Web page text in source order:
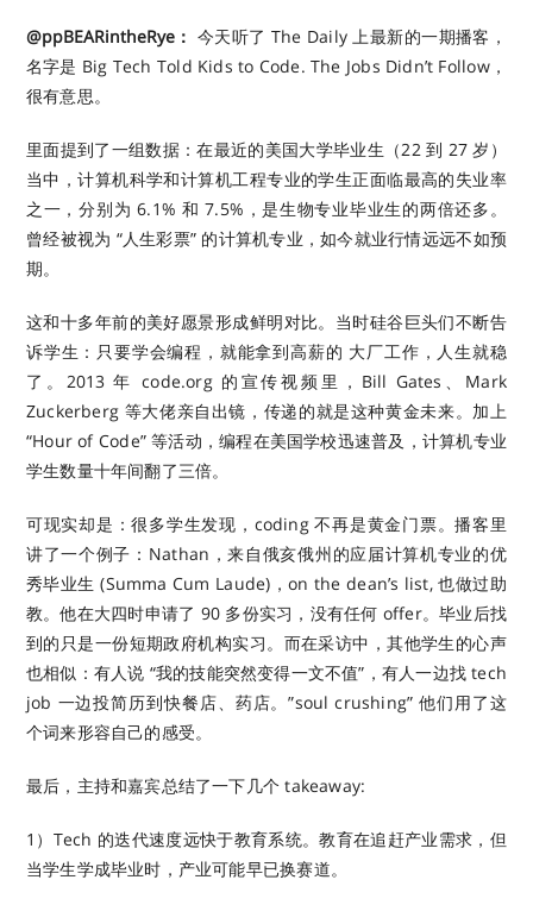
@ppBEARintheRye： 今天听了 The Daily 上最新的一期播客，
名字是 Big Tech Told Kids to Code. The Jobs Didn’t Follow，
很有意思。
里面提到了一组数据：在最近的美国大学毕业生（22 到 27 岁）
当中，计算机科学和计算机工程专业的学生正面临最高的失业率
之一，分别为 6.1% 和 7.5%，是生物专业毕业生的两倍还多。
曾经被视为 “人生彩票” 的计算机专业，如今就业行情远远不如预
期。
这和十多年前的美好愿景形成鲜明对比。当时硅谷巨头们不断告
诉学生：只要学会编程，就能拿到高薪的 大厂工作，人生就稳
了。2013 年 code.org 的宣传视频里，Bill Gates、Mark
Zuckerberg 等大佬亲自出镜，传递的就是这种黄金未来。加上
“Hour of Code” 等活动，编程在美国学校迅速普及，计算机专业
学生数量十年间翻了三倍。
可现实却是：很多学生发现，coding 不再是黄金门票。播客里
讲了一个例子：Nathan，来自俄亥俄州的应届计算机专业的优
秀毕业生 (Summa Cum Laude)，on the dean’s list, 也做过助
教。他在大四时申请了 90 多份实习，没有任何 offer。毕业后找
到的只是一份短期政府机构实习。而在采访中，其他学生的心声
也相似：有人说 “我的技能突然变得一文不值”，有人一边找 tech
job 一边投简历到快餐店、药店。”soul crushing” 他们用了这
个词来形容自己的感受。
最后，主持和嘉宾总结了一下几个 takeaway:
1）Tech 的迭代速度远快于教育系统。教育在追赶产业需求，但
当学生学成毕业时，产业可能早已换赛道。